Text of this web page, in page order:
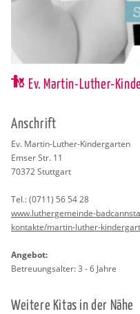
Ev. Martin-Luther-
An­schrift
Ev. Mar­tin-Lu­ther-Kin­der­gar­ten
Emser Str. 11
70372Stutt­gart
Tel.:(0711) 56 54 28
www.​lut​herg​emei​nde-​
kontakte/​martin-​luther-​
An­ge­bot:
Be­treu­ungs­al­ter: 3 - 6 Jahre
Wei­te­re Kitas in der Nähe